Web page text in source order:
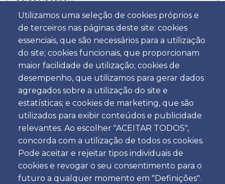
Utilizamos uma seleção de cookies próprios e
de terceiros nas páginas deste site: cookies
essenciais, que são necessários para a utilização
do site; cookies funcionais, que proporcionam
maior facilidade de utilização; cookies de
desempenho, que utilizamos para gerar dados
agregados sobre a utilização do site e
estatísticas; e cookies de marketing, que são
utilizados para exibir conteúdos e publicidade
relevantes. Ao escolher "ACEITAR TODOS",
concorda com a utilização de todos os cookies.
Pode aceitar e rejeitar tipos individuais de
cookies e revogar o seu consentimento para o
futuro a qualquer momento em "Definições".
Dia
Data
Hora
Hora
Devolução
Localização